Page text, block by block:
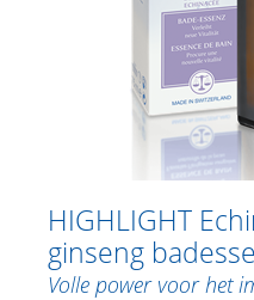
HIGHLIGHT
ginseng
Volle power voor het